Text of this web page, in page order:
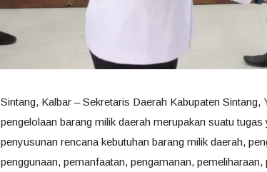
Sintang, Kalbar – Sekretaris Daerah Kabupaten
pengelolaan barang milik daerah merupakan suatu
penyusunan rencana kebutuhan barang milik daerah,
penggunaan, pemanfaatan, pengamanan, pemeliharaan,